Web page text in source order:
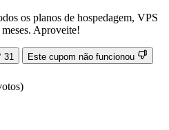
os planos de hospedagem, VPS
Aproveite!
31 Este cupom não funcionou